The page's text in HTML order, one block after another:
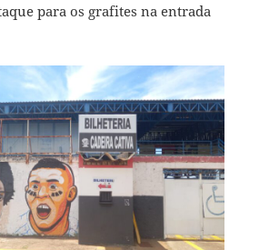
para os grafites na entrada